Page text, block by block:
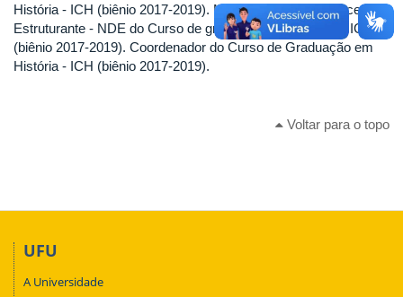
História - ICH (biênio 2017-2019). Membro do Núcleo Docente
Estruturante - NDE do Curso de graduação em História - ICH
(biênio 2017-2019). Coordenador do Curso de Graduação em
História - ICH (biênio 2017-2019).
Voltar para o topo
UFU
A Universidade